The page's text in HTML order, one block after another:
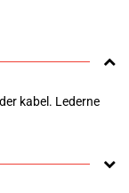
kabel. Lederne